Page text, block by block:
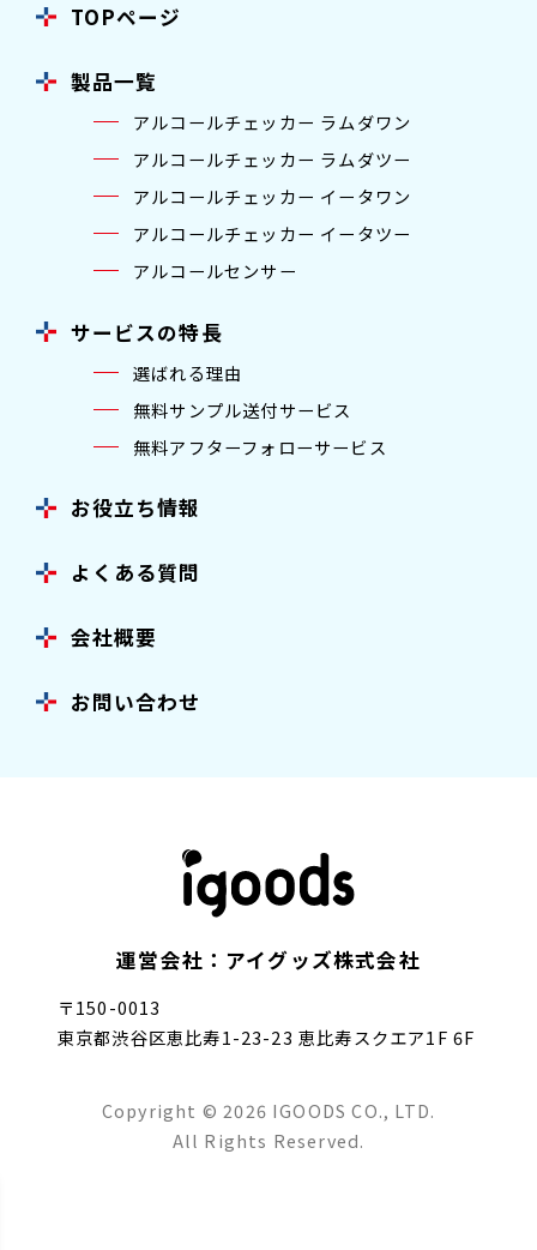
TOPページ
製品一覧
アルコールチェッカー ラムダワン
アルコールチェッカー ラムダツー
アルコールチェッカー イータワン
アルコールチェッカー イータツー
アルコールセンサー
サービスの特長
選ばれる理由
無料サンプル送付サービス
無料アフターフォローサービス
お役立ち情報
よくある質問
会社概要
お問い合わせ
運営会社：アイグッズ株式会社
〒150-0013
東京都渋谷区恵比寿1-23-23 恵比寿スクエア1F 6F
Copyright © 2026 IGOODS CO., LTD.
All Rights Reserved.